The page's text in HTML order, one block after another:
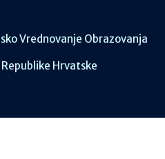
Vrednovanje Obrazovanja
Hrvatske